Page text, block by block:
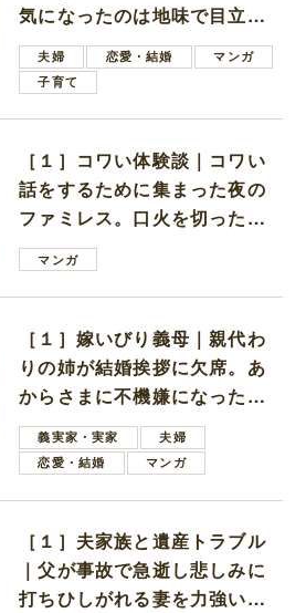
気になったのは地味で目立た
ない男子学生
夫婦 恋愛・結婚
マンガ
子育て
［１］コワい体験談｜コワい
話をするために集まった夜の
ファミレス。口火を切ったの
は電車好きの男の子ママ
マンガ
［１］嫁いびり義母｜親代わ
りの姉が結婚挨拶に欠席。あ
からさまに不機嫌になった義
母義実家・実家
夫婦
恋愛・結婚
マンガ
［１］夫家族と遺産トラブル
｜父が事故で急逝し悲しみに
打ちひしがれる妻を力強い言